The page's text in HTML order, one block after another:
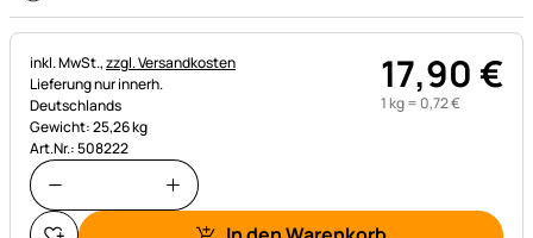
Steuerhinweis:
inkl. MwSt.,zzgl. Versandkosten
Lieferung nur innerh.
Deutschlands
Gewicht: 25,26 kg
Art.Nr.: 508222
17,90€
1 kg = 0,72€